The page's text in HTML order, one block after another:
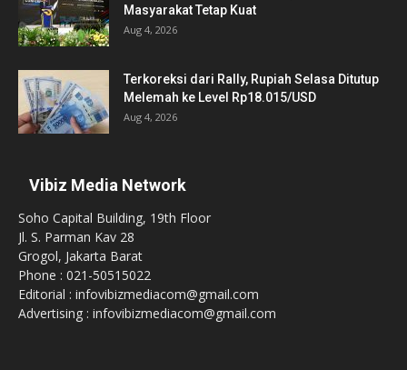
Masyarakat Tetap Kuat
Aug 4, 2026
Terkoreksi dari Rally, Rupiah Selasa Ditutup
Melemah ke Level Rp18.015/USD
Aug 4, 2026
Vibiz Media Network
Soho Capital Building, 19th Floor
Jl. S. Parman Kav 28
Grogol, Jakarta Barat
Phone : 021-50515022
Editorial : infovibizmediacom@gmail.com
Advertising : infovibizmediacom@gmail.com